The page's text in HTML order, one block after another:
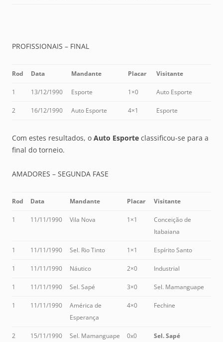
PROFISSIONAIS – FINAL
Rod Data Mandante Placar Visitante
1 13/12/1990 Esporte 1×0 Auto Esporte
2 16/12/1990 Auto Esporte 4×1 Esporte
Com estes resultados, o Auto Esporte classificou-se para a
final do torneio.
AMADORES – SEGUNDA FASE
Rod Data Mandante Placar Visitante
1 11/11/1990 Vila Nova 1×1
Conceição de
Itabaiana
1 11/11/1990 Sel. Rio Tinto 1×1 Espírito Santo
1 11/11/1990 Náutico 2×0 Industrial
1 11/11/1990 Sel. Sapé 3×0 Sel. Mamanguape
1 11/11/1990
América de
Esperança
4×0 Fechine
2 15/11/1990 Sel. Mamanguape 0x0 Sel. Sapé